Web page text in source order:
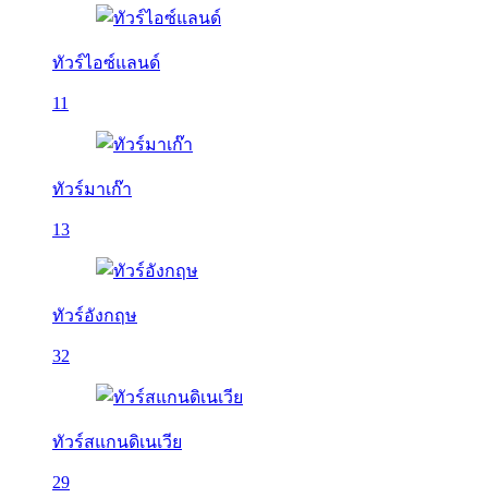
ทัวร์ไอซ์แลนด์
11
ทัวร์มาเก๊า
13
ทัวร์อังกฤษ
32
ทัวร์สแกนดิเนเวีย
29